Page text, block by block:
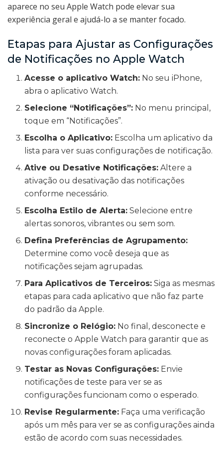
aparece no seu Apple Watch pode elevar sua
experiência geral e ajudá-lo a se manter focado.
Etapas para Ajustar as Configurações
de Notificações no Apple Watch
Acesse o aplicativo Watch: No seu iPhone,
abra o aplicativo Watch.
Selecione “Notificações”: No menu principal,
toque em “Notificações”.
Escolha o Aplicativo: Escolha um aplicativo da
lista para ver suas configurações de notificação.
Ative ou Desative Notificações: Altere a
ativação ou desativação das notificações
conforme necessário.
Escolha Estilo de Alerta: Selecione entre
alertas sonoros, vibrantes ou sem som.
Defina Preferências de Agrupamento:
Determine como você deseja que as
notificações sejam agrupadas.
Para Aplicativos de Terceiros: Siga as mesmas
etapas para cada aplicativo que não faz parte
do padrão da Apple.
Sincronize o Relógio: No final, desconecte e
reconecte o Apple Watch para garantir que as
novas configurações foram aplicadas.
Testar as Novas Configurações: Envie
notificações de teste para ver se as
configurações funcionam como o esperado.
Revise Regularmente: Faça uma verificação
após um mês para ver se as configurações ainda
estão de acordo com suas necessidades.